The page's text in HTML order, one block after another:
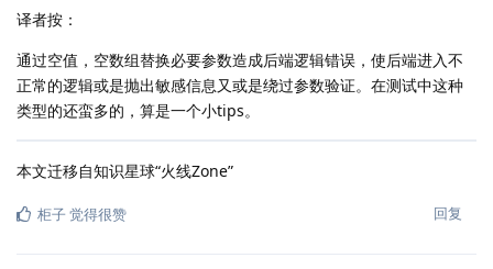
译者按：
通过空值，空数组替换必要参数造成后端逻辑错误，使后端进入不
正常的逻辑或是抛出敏感信息又或是绕过参数验证。在测试中这种
类型的还蛮多的，算是一个小tips。
本文迁移自知识星球“火线Zone”
回复
柜子觉得很赞